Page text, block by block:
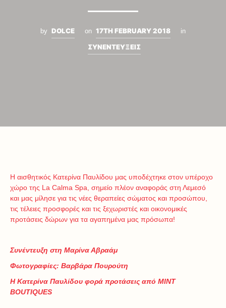
by DOLCE on 17TH FEBRUARY 2018 in
ΣΥΝΕΝΤΕΥΞΕΙΣ
Η αισθητικός Κατερίνα Παυλίδου μας υποδέχτηκε στον υπέροχο
χώρο της La Calma Spa, σημείο πλέον αναφοράς στη Λεμεσό
και μας μίλησε για τις νέες θεραπείες σώματος και προσώπου,
τις τέλειες προσφορές και τις ξεχωριστές και οικονομικές
προτάσεις δώρων για τα αγαπημένα μας πρόσωπα!
Συνέντευξη στη Μαρίνα Αβραάμ
Φωτογραφίες: Βαρβάρα Πουρούτη
Η Κατερίνα Παυλίδου φορά προτάσεις από MINT
BOUTIQUES